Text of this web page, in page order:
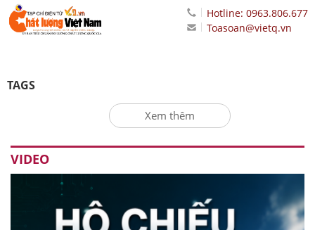
Hotline: 0963.806.677
Toasoan@vietq.vn
TAGS
Xem thêm
VIDEO